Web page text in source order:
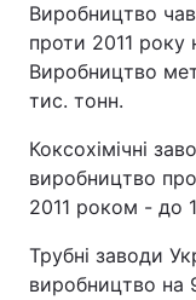
Виробництво
проти 2011 року
Виробництво
тис. тонн.
Коксохімічні
виробництво
2011 роком - до
Трубні заводи
виробництво на